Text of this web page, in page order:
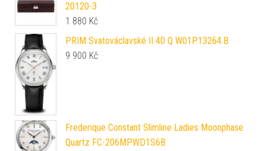
20120-3
1 880 Kč
PRIM Svatováclavské II 40 Q W01P.13264.B
9 900 Kč
Frederique Constant Slimline Ladies Moonphase
Quartz FC-206MPWD1S6B